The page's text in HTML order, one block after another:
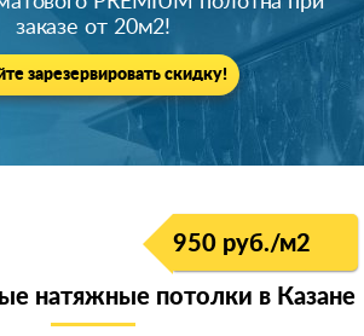
заказе от 20м2!
зарезервировать скидку!
950 руб./м2
натяжные потолки в Казанe